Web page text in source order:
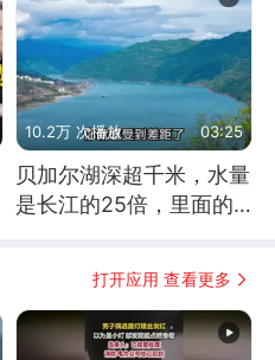
10.2万 次播放 03:25
贝加尔湖深超千米，水量
是长江的25倍，里面的
打开应用 查看更多